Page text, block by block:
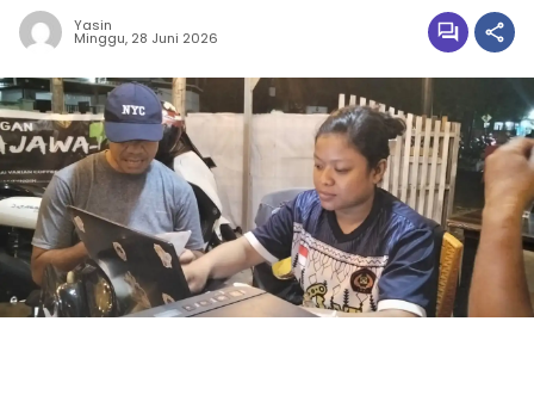
Yasin
Minggu, 28 Juni 2026